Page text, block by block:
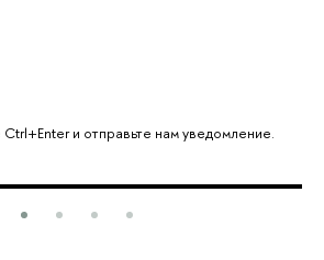
и отправьте нам уведомление.